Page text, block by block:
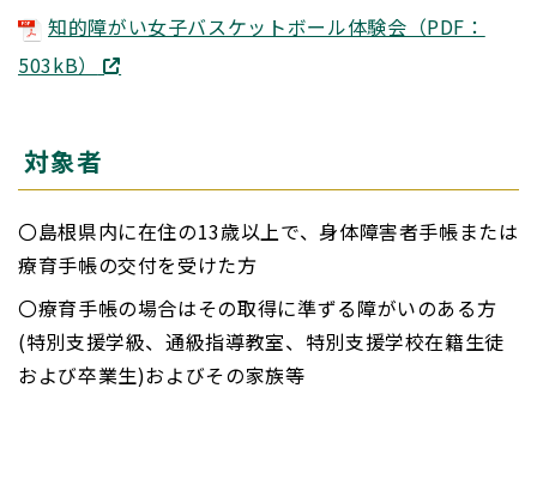
知的障がい女子バスケットボール体験会（PDF：
503kB）
対象者
〇島根県内に在住の13歳以上で、身体障害者手帳または
療育手帳の交付を受けた方
〇療育手帳の場合はその取得に準ずる障がいのある方
(特別支援学級、通級指導教室、特別支援学校在籍生徒
および卒業生)およびその家族等